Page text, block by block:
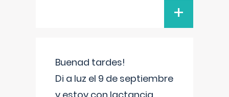
+
Buenad tardes!
Di a luz el 9 de septiembre